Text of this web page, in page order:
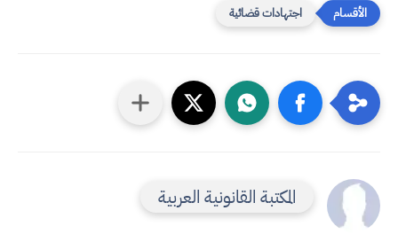
اجتهادات قضائية
المكتبة القانونية العربية